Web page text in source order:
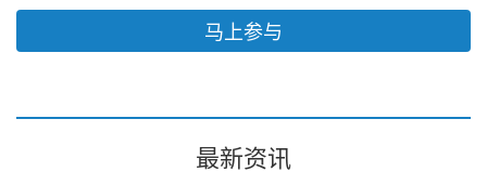
马上参与
最新资讯